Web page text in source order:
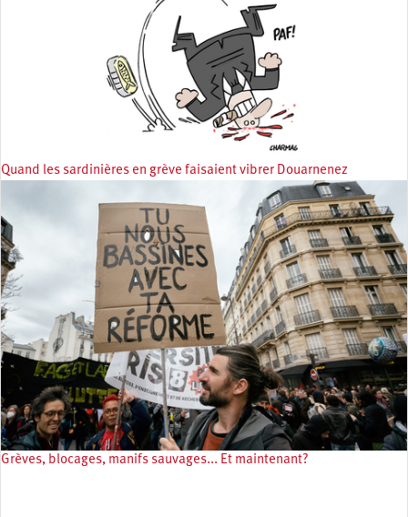
Quand les sardinières en grève faisaient vibrer Douarnenez
Grèves, blocages, manifs sauvages... Et maintenant?